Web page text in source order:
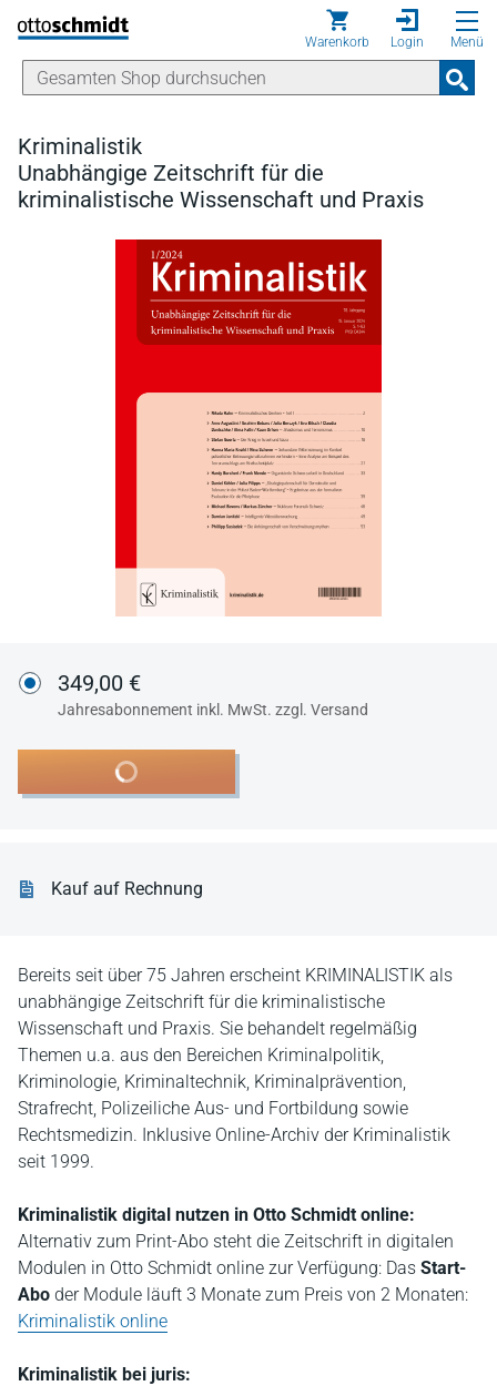
Direkt zum Inhalt
Warenkorb Login Menü
Kriminalistik
Unabhängige Zeitschrift für die
kriminalistische Wissenschaft und Praxis
Bereits seit über 75 Jahren erscheint KRIMINALISTIK als
unabhängige Zeitschrift für die kriminalistische
Wissenschaft und Praxis. Sie behandelt regelmäßig
Themen u.a. aus den Bereichen Kriminalpolitik,
Kriminologie, Kriminaltechnik, Kriminalprävention,
Strafrecht, Polizeiliche Aus- und Fortbildung sowie
Rechtsmedizin. Inklusive Online-Archiv der Kriminalistik
seit 1999.
Kriminalistik digital nutzen in Otto Schmidt online:
Alternativ zum Print-Abo steht die Zeitschrift in digitalen
Modulen in Otto Schmidt online zur Verfügung: Das Start-
Abo der Module läuft 3 Monate zum Preis von 2 Monaten:
Kriminalistik online
Kriminalistik bei juris:
349,00 €
Jahresabonnement inkl. MwSt. zzgl. Versand
In den Warenkorb
Kauf auf Rechnung